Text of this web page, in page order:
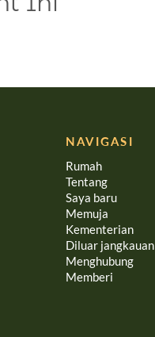
NAVIGASI
Rumah
Tentang
Saya baru
Memuja
Kementerian
Diluar jangkauan
Menghubung
Memberi